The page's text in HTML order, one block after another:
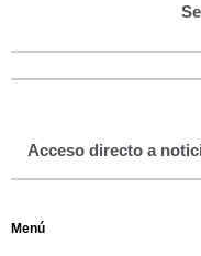
Acceso directo a
Menú